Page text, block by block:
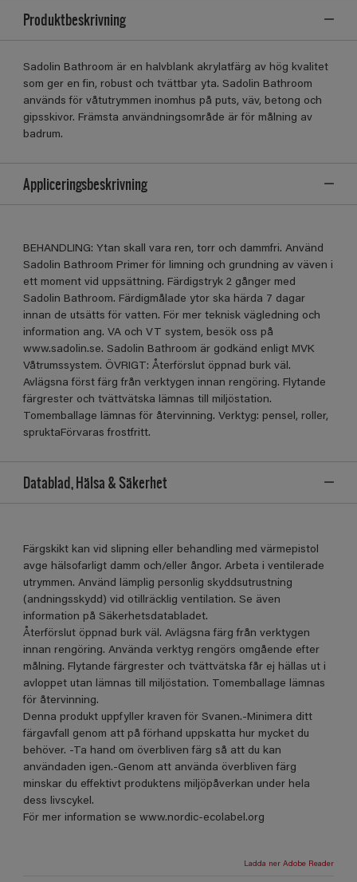
Produktbeskrivning
Sadolin Bathroom är en halvblank akrylatfärg av hög kvalitet
som ger en ﬁn, robust och tvättbar yta. Sadolin Bathroom
används för våtutrymmen inomhus på puts, väv, betong och
gipsskivor. Främsta användningsområde är för målning av
badrum.
Appliceringsbeskrivning
BEHANDLING: Ytan skall vara ren, torr och dammfri. Använd
Sadolin Bathroom Primer för limning och grundning av väven i
ett moment vid uppsättning. Färdigstryk 2 gånger med
Sadolin Bathroom. Färdigmålade ytor ska härda 7 dagar
innan de utsätts för vatten. För mer teknisk vägledning och
information ang. VA och VT system, besök oss på
www.sadolin.se. Sadolin Bathroom är godkänd enligt MVK
Våtrumssystem. ÖVRIGT: Återförslut öppnad burk väl.
Avlägsna först färg från verktygen innan rengöring. Flytande
färgrester och tvättvätska lämnas till miljöstation.
Tomemballage lämnas för återvinning. Verktyg: pensel, roller,
spruktaFörvaras frostfritt.
Datablad, Hälsa & Säkerhet
Färgskikt kan vid slipning eller behandling med värmepistol
avge hälsofarligt damm och/eller ångor. Arbeta i ventilerade
utrymmen. Använd lämplig personlig skyddsutrustning
(andningsskydd) vid otillräcklig ventilation. Se även
information på Säkerhetsdatabladet.
Återförslut öppnad burk väl. Avlägsna färg från verktygen
innan rengöring. Använda verktyg rengörs omgående efter
målning. Flytande färgrester och tvättvätska får ej hällas ut i
avloppet utan lämnas till miljöstation. Tomemballage lämnas
för återvinning.
Denna produkt uppfyller kraven för Svanen.-Minimera ditt
färgavfall genom att på förhand uppskatta hur mycket du
behöver. -Ta hand om överbliven färg så att du kan
användaden igen.-Genom att använda överbliven färg
minskar du effektivt produktens miljöpåverkan under hela
dess livscykel.
För mer information se www.nordic-ecolabel.org
Ladda ner Adobe Reader